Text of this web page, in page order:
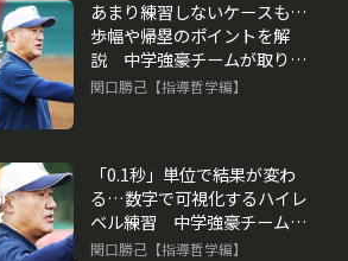
あまり練習しないケースも…
歩幅や帰塁のポイントを解
説 中学強豪チームが取り組
む練習法
関口勝己【指導哲学編】
「0.1秒」単位で結果が変わ
る…数字で可視化するハイレ
ベル練習 中学強豪チームが
取り組む練習法
関口勝己【指導哲学編】